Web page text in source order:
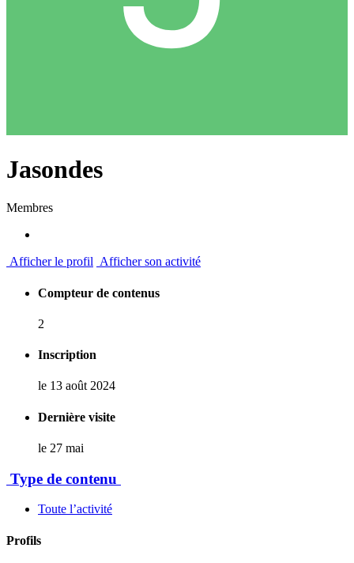
Jasondes
Membres
Afficher le profil Afficher son activité
Compteur de contenus
2
Inscription
le 13 août 2024
Dernière visite
le 27 mai
Type de contenu
Toute l’activité
Profils